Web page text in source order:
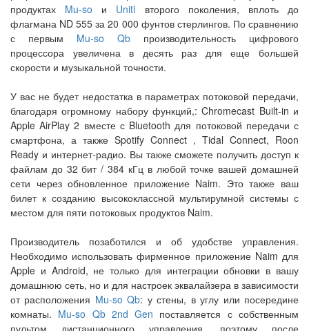
продуктах Mu-so и Uniti второго поколения, вплоть до
флагмана ND 555 за 20 000 фунтов стерлингов. По сравнению
с первым Mu-so Qb производительность цифрового
процессора увеличена в десять раз для еще большей
скорости и музыкальной точности.
У вас не будет недостатка в параметрах потоковой передачи,
благодаря огромному набору функций,: Chromecast Built-in и
Apple AirPlay 2 вместе с Bluetooth для потоковой передачи с
смартфона, а также Spotify Connect , Tidal Connect, Roon
Ready и интернет-радио. Вы также сможете получить доступ к
файлам до 32 бит / 384 кГц в любой точке вашей домашней
сети через обновленное приложение Naim. Это также ваш
билет к созданию высококлассной мультирумной системы с
местом для пяти потоковых продуктов Naim.
Производитель позаботился и об удобстве управления.
Необходимо использовать фирменное приложение Naim для
Apple и Android, не только для интеграции обновки в вашу
домашнюю сеть, но и для настроек эквалайзера в зависимости
от расположения Mu-so Qb: у стены, в углу или посередине
комнаты. Mu-so Qb 2nd Gen поставляется с собственным